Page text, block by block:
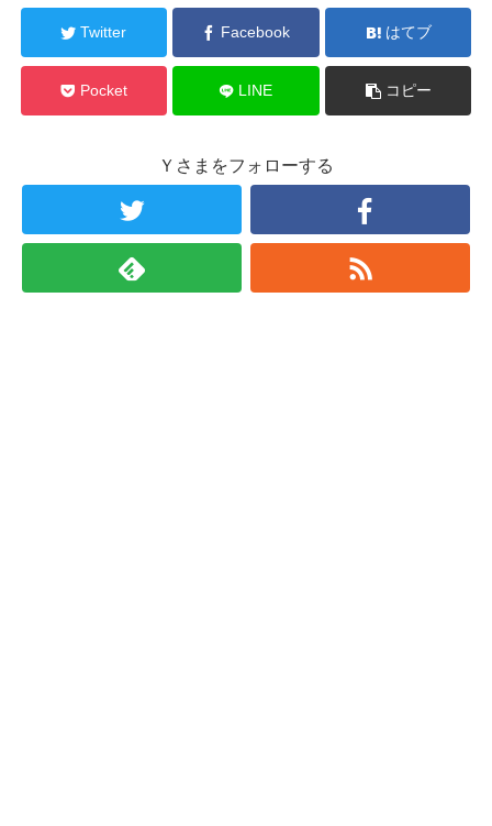
Twitter Facebook はてブ
Pocket LINE コピー
Ｙさまをフォローする